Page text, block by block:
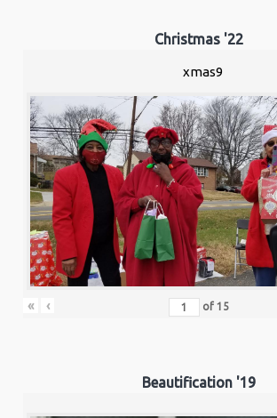
Christmas '22
xmas9
« ‹ of 15
Beautification '19